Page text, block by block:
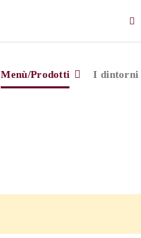
Menù/Prodotti I dintorni